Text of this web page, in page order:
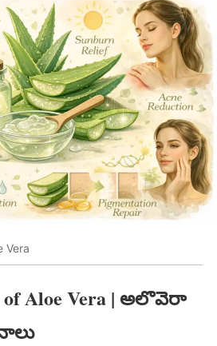
Vera
of Aloe Vera | అలొవెరా